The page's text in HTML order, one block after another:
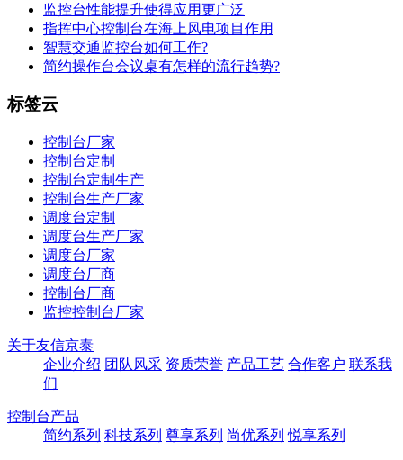
监控台性能提升使得应用更广泛
指挥中心控制台在海上风电项目作用
智慧交通监控台如何工作?
简约操作台会议桌有怎样的流行趋势?
标签云
控制台厂家
控制台定制
控制台定制生产
控制台生产厂家
调度台定制
调度台生产厂家
调度台厂家
调度台厂商
控制台厂商
监控控制台厂家
关于友信京泰
企业介绍 团队风采 资质荣誉 产品工艺 合作客户 联系我
们
控制台产品
简约系列 科技系列 尊享系列 尚优系列 悦享系列